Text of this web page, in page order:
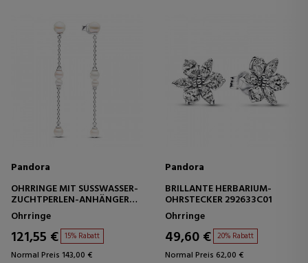
Pandora
OHRRINGE MIT SÜSSWASSER-Z
UCHTPERLEN-ANHÄNGER 2
93152C01
Ohrringe
121,55 € 15% Rabatt
Normal Preis 143,00 €
Pandora
BRILLANTE HERBARIUM-
OHRSTECKER 292633C01
Ohrringe
49,60 € 20% Rabatt
Normal Preis 62,00 €